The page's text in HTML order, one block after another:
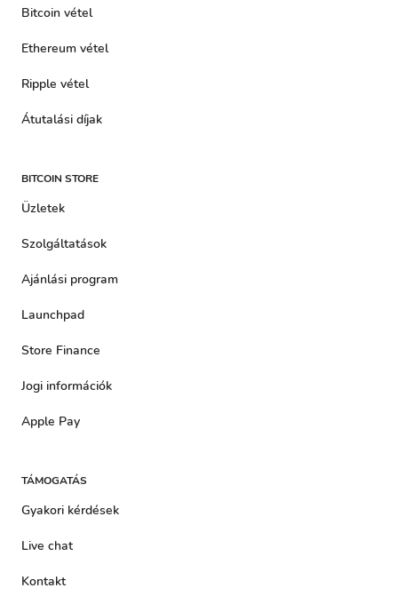
Bitcoin vétel
Ethereum vétel
Ripple vétel
Átutalási díjak
BITCOIN STORE
Üzletek
Szolgáltatások
Ajánlási program
Launchpad
Store Finance
Jogi információk
Apple Pay
TÁMOGATÁS
Gyakori kérdések
Live chat
Kontakt